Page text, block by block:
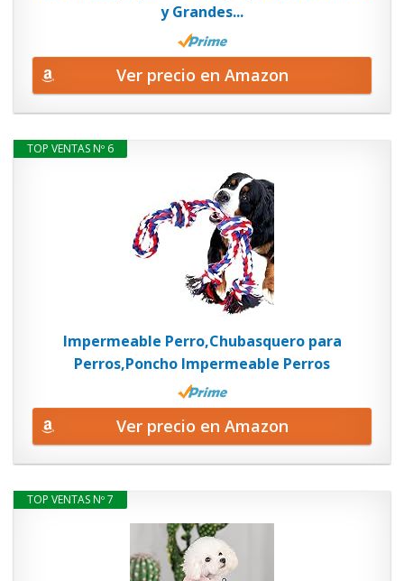
y Grandes...
Ver precio en Amazon
TOP VENTAS Nº 6
Impermeable Perro,Chubasquero para
Perros,Poncho Impermeable Perros
Ver precio en Amazon
TOP VENTAS Nº 7